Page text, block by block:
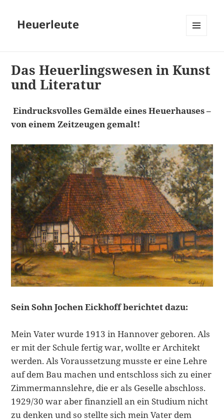
Heuerleute
Das Heuerlingswesen in Kunst
und Literatur
Eindrucksvolles Gemälde eines Heuerhauses –
von einem Zeitzeugen gemalt!
Sein Sohn Jochen Eickhoff berichtet dazu:
Mein Vater wurde 1913 in Hannover geboren. Als
er mit der Schule fertig war, wollte er Architekt
werden. Als Voraussetzung musste er eine Lehre
auf dem Bau machen und entschloss sich zu einer
Zimmermannslehre, die er als Geselle abschloss.
1929/30 war aber finanziell an ein Studium nicht
zu denken und so stellte sich mein Vater dem